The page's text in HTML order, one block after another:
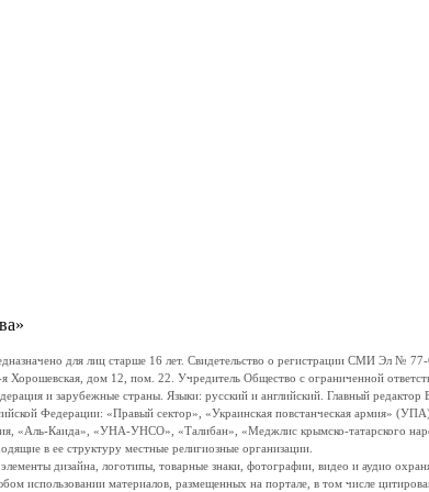
для лиц старше 16 лет. Свидетельство о регистрации СМИ Эл №
Хорошевская, дом 12, пом. 22. Учредитель Общество с ограниченной
и зарубежные страны. Языки: русский и английский. Главный
Федерации: «Правый сектор», «Украинская повстанческая
«Аль-Каида», «УНА-УНСО», «Талибан», «Меджлис крымско-татарского
в ее структуру местные религиозные организации.
дизайна, логотипы, товарные знаки, фотографии, видео и аудио
использовании материалов, размещенных на портале, в том числе